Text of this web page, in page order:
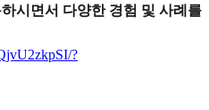
시면서 다양한 경험 및 사례를
?